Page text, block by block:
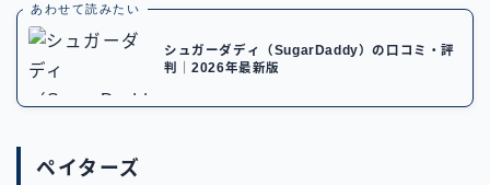
あわせて読みたい
シュガーダディ（SugarDaddy）の口コミ・評
判｜2026年最新版
ペイターズ